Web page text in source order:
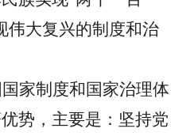
伟大复兴的制度和治
家制度和国家治理体
势，主要是：坚持党